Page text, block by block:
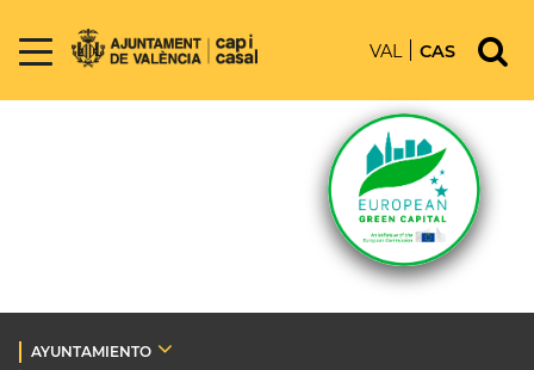
VAL CAS
AYUNTAMIENTO